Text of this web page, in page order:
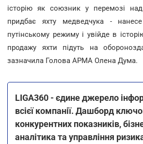
історію як союзник у перемозі
придбає яхту медведчука -
путінському режиму і увійде в
продажу яхти підуть на
зазначила Голова АРМА Олена Дума.
LIGA360 - єдине джерело
всієї компанії. Дашборд
конкурентних показників,
аналітика та управління